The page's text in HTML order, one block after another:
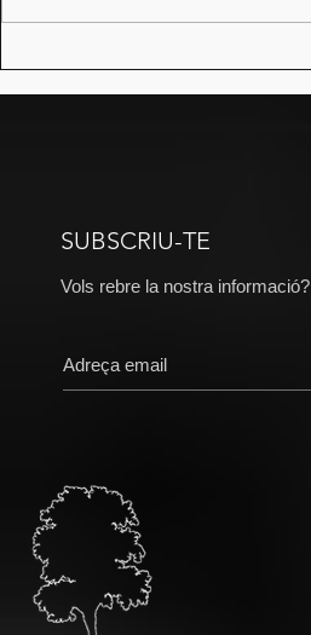
Teresa…
Vols rebre la nostra informació?
SUBSCRIU-TE